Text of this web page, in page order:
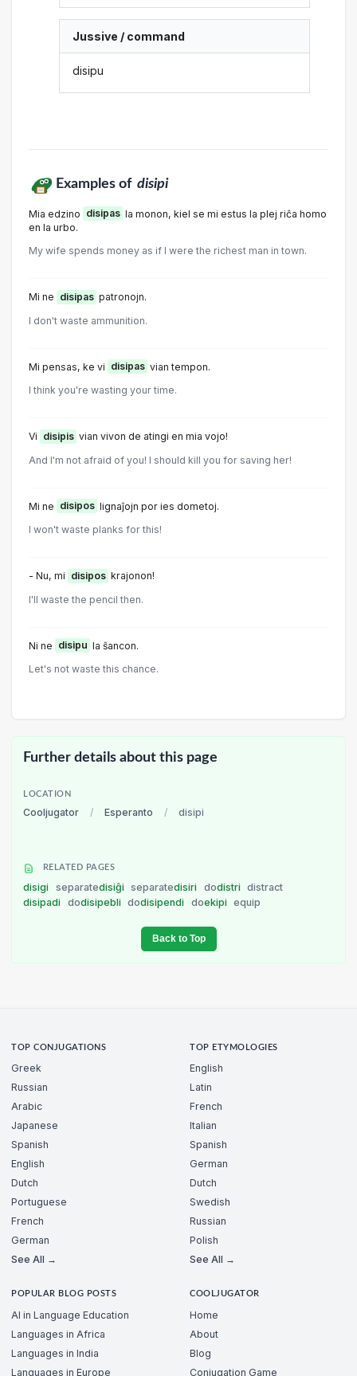
Jussive / command
disipu
Examples of disipi
Mia edzino disipas la monon, kiel se mi estus la plej riĉa homo
en la urbo.
My wife spends money as if I were the richest man in town.
Mi ne disipas patronojn.
I don't waste ammunition.
Mi pensas, ke vi disipas vian tempon.
I think you're wasting your time.
Vi disipis vian vivon de atingi en mia vojo!
And I'm not afraid of you! I should kill you for saving her!
Mi ne disipos lignaĵojn por ies dometoj.
I won't waste planks for this!
- Nu, mi disipos krajonon!
I'll waste the pencil then.
Ni ne disipu la ŝancon.
Let's not waste this chance.
Further details about this page
LOCATION
Cooljugator / Esperanto / disipi
RELATED PAGES
disigi separatedisiĝi separatedisiri dodistri
distract
disipadi
dodisipebli dodisipendi doekipi equip
Back to Top
TOP CONJUGATIONS
Greek
Russian
Arabic
Japanese
Spanish
English
Dutch
Portuguese
French
German
See All →
TOP ETYMOLOGIES
English
Latin
French
Italian
Spanish
German
Dutch
Swedish
Russian
Polish
See All →
POPULAR BLOG POSTS
AI in Language Education
Languages in Africa
Languages in India
Languages in Europe
COOLJUGATOR
Home
About
Blog
Conjugation Game